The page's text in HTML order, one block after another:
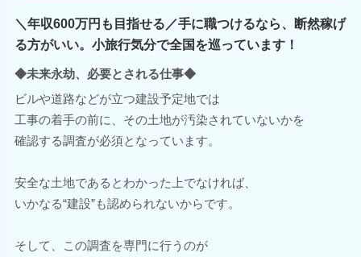
＼年収600万円も目指せる／手に職つけるなら、断然稼げ
る方がいい。小旅行気分で全国を巡っています！
◆未来永劫、必要とされる仕事◆
ビルや道路などが立つ建設予定地では
工事の着手の前に、その土地が汚染されていないかを
確認する調査が必須となっています。
安全な土地であるとわかった上でなければ、
いかなる“建設”も認められないからです。
そして、この調査を専門に行うのが